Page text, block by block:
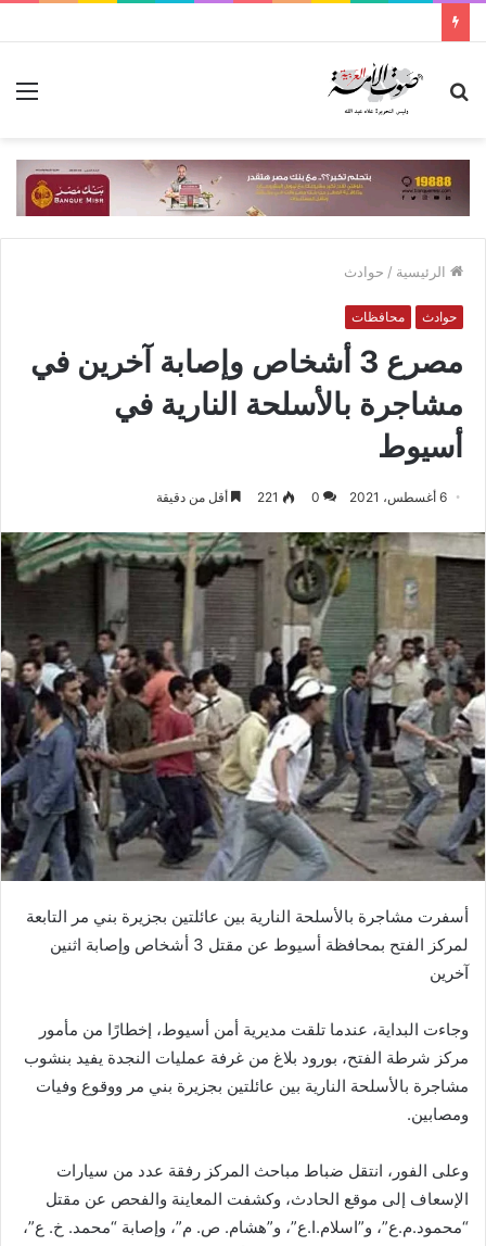
بحث
الرئيسية / حوادث
حوادث محافظات
مصرع 3 أشخاص وإصابة آخرين في
مشاجرة بالأسلحة النارية في
أسيوط
6 أغسطس، 2021 0
221 أقل من دقيقة
أسفرت مشاجرة بالأسلحة النارية بين عائلتين بجزيرة بني مر التابعة
لمركز الفتح بمحافظة أسيوط عن مقتل 3 أشخاص وإصابة اثنين
آخرين
وجاءت البداية، عندما تلقت مديرية أمن أسيوط، إخطارًا من مأمور
مركز شرطة الفتح، بورود بلاغ من غرفة عمليات النجدة يفيد بنشوب
مشاجرة بالأسلحة النارية بين عائلتين بجزيرة بني مر ووقوع وفيات
ومصابين.
وعلى الفور، انتقل ضباط مباحث المركز رفقة عدد من سيارات
الإسعاف إلى موقع الحادث، وكشفت المعاينة والفحص عن مقتل
“محمود.م.ع”، و”اسلام.ا.ع”، و”هشام. ص. م”، وإصابة “محمد. خ. ع”،